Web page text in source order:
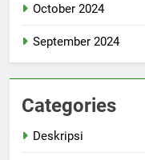
October 2024
September 2024
Categories
Deskripsi